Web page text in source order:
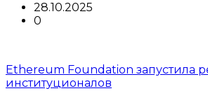
28.10.2025
0
Ethereum Foundation запустила
институционалов